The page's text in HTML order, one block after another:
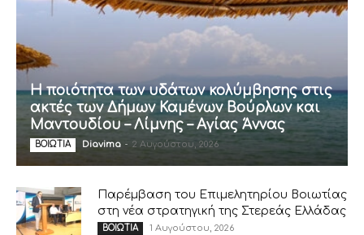
Η ποιότητα των υδάτων κολύμβησης στις
ακτές των Δήμων Καμένων Βούρλων και
Μαντουδίου – Λίμνης – Αγίας Άννας
ΒΟΙΩΤΙΑ Diavima - 2 Αυγούστου, 2026
Παρέμβαση του Επιμελητηρίου Βοιωτίας
στη νέα στρατηγική της Στερεάς Ελλάδας
ΒΟΙΩΤΙΑ 1 Αυγούστου, 2026